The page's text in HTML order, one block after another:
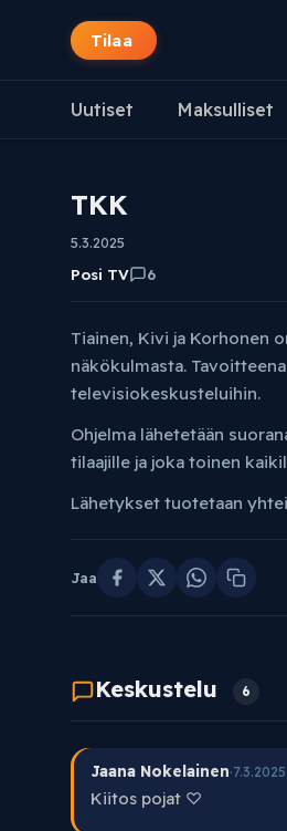
Tilaa
Uutiset Maksulliset
TKK
5.3.2025
Posi TV 6
Tiainen, Kivi ja Korhonen
näkökulmasta.
televisiokeskusteluihin.
Ohjelma lähetetään
tilaajille ja joka toinen
Lähetykset tuotetaan
Jaa
Keskustelu 6
Jaana Nokelainen·
Kiitos pojat ♡